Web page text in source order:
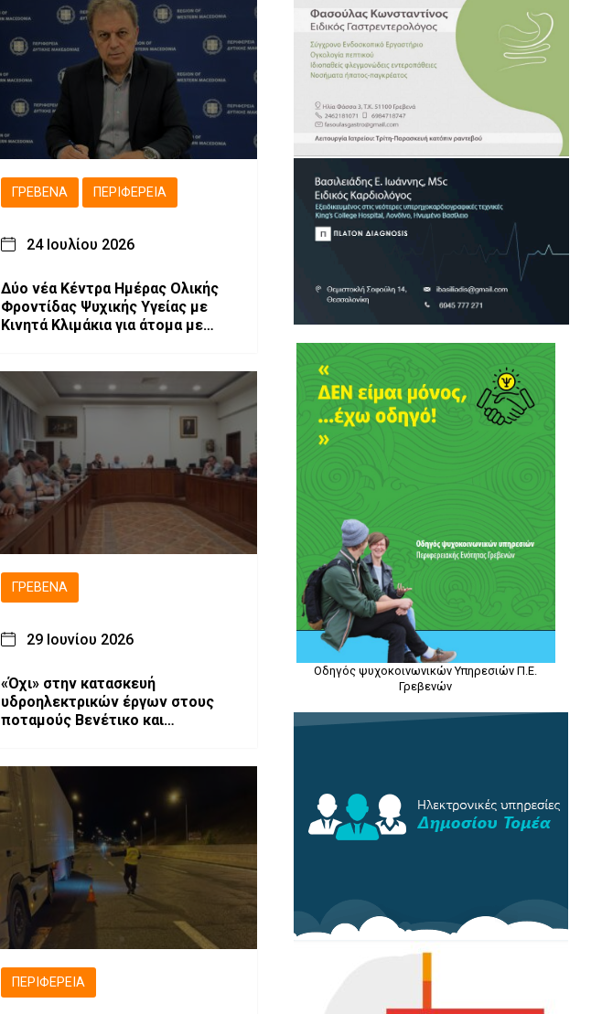
ΓΡΕΒΕΝΆ ΠΕΡΙΦΈΡΕΙΑ
24 Ιουλίου 2026
Δύο νέα Κέντρα Ημέρας Ολικής
Φροντίδας Ψυχικής Υγείας με
Κινητά Κλιμάκια για άτομα με
ΓΡΕΒΕΝΆ
29 Ιουνίου 2026
«Όχι» στην κατασκευή
υδροηλεκτρικών έργων στους
ποταμούς Βενέτικο και
ΠΕΡΙΦΈΡΕΙΑ
Οδηγός ψυχοκοινωνικών Υπηρεσιών Π.Ε.
Γρεβενών